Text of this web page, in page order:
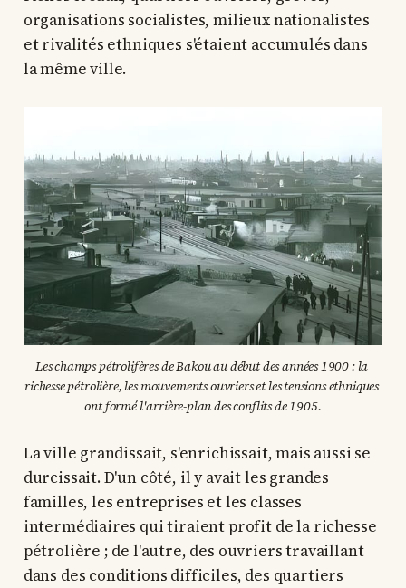
organisations socialistes, milieux nationalistes
et rivalités ethniques s'étaient accumulés dans
la même ville.
Les champs pétrolifères de Bakou au début des années 1900 : la
richesse pétrolière, les mouvements ouvriers et les tensions ethniques
ont formé l'arrière-plan des conflits de 1905.
La ville grandissait, s'enrichissait, mais aussi se
durcissait. D'un côté, il y avait les grandes
familles, les entreprises et les classes
intermédiaires qui tiraient profit de la richesse
pétrolière ; de l'autre, des ouvriers travaillant
dans des conditions difficiles, des quartiers